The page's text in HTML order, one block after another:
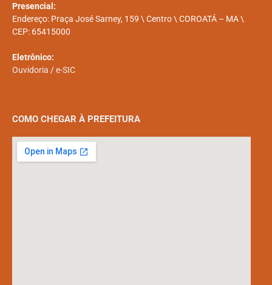
Presencial:
Endereço: Praça José Sarney, 159 \ Centro \ COROATÁ – MA \
CEP: 65415000
Eletrônico:
Ouvidoria /e-SIC
COMO CHEGAR À PREFEITURA